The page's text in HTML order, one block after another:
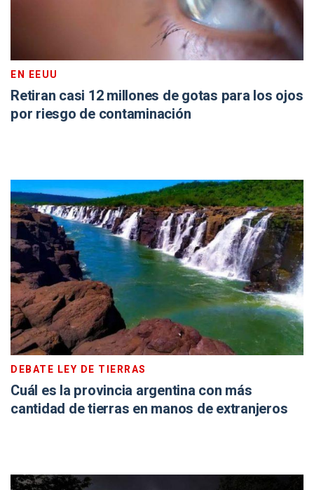
EN EEUU
Retiran casi 12 millones de gotas para los ojos
por riesgo de contaminación
DEBATE LEY DE TIERRAS
Cuál es la provincia argentina con más
cantidad de tierras en manos de extranjeros